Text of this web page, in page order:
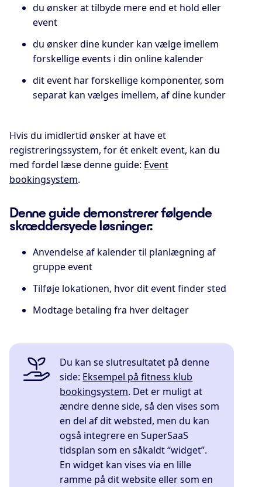
du ønsker at tilbyde mere end et hold eller
event
du ønsker dine kunder kan vælge imellem
forskellige events i din online kalender
dit event har forskellige komponenter, som
separat kan vælges imellem, af dine kunder
Hvis du imidlertid ønsker at have et
registreringssystem, for ét enkelt event, kan du
med fordel læse denne guide: Event
bookingsystem.
Denne guide demonstrerer følgende
skræddersyede løsninger:
Anvendelse af kalender til planlægning af
gruppe event
Tilføje lokationen, hvor dit event finder sted
Modtage betaling fra hver deltager
Du kan se slutresultatet på denne
side: Eksempel på fitness klub
bookingsystem. Det er muligt at
ændre denne side, så den vises som
en del af dit websted, men du kan
også integrere en SuperSaaS
tidsplan som en såkaldt “widget”.
En widget kan vises via en lille
ramme på dit website eller som en